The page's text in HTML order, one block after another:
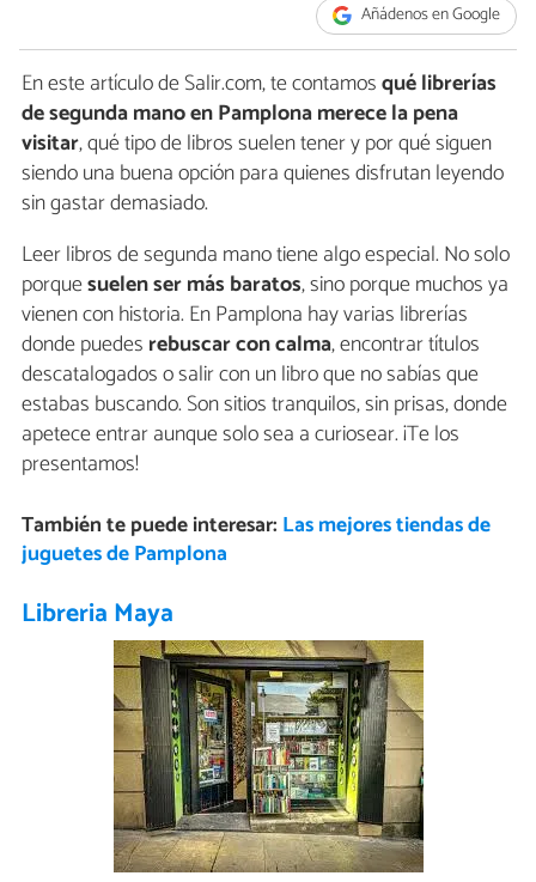
Añádenos en Google
En este artículo de Salir.com, te contamosqué librerías
de segunda mano en Pamplona merece la pena
visitar, qué tipo de libros suelen tener y por qué siguen
siendo una buena opción para quienes disfrutan leyendo
sin gastar demasiado.
Leer libros de segunda mano tiene algo especial. No solo
porquesuelen ser más baratos, sino porque muchos ya
vienen con historia. En Pamplona hay varias librerías
donde puedes rebuscar con calma, encontrar títulos
descatalogados o salir con un libro que no sabías que
estabas buscando. Son sitios tranquilos, sin prisas, donde
apetece entrar aunque solo sea a curiosear. ¡Te los
presentamos!
También te puede interesar: Las mejores tiendas de
juguetes de Pamplona
Libreria Maya